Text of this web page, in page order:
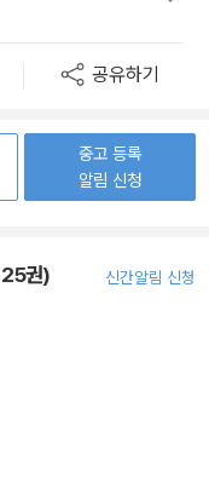
공유하기
중고 등록
알림 신청
권) 신간알림 신청